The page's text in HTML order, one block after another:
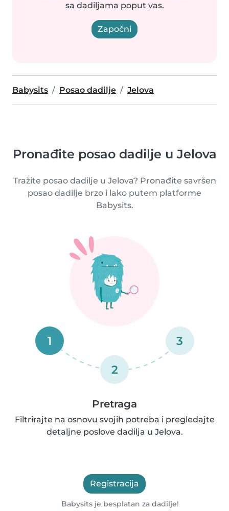
sa dadiljama poput vas.
Započni
Babysits Posao dadilje Jelova
Pronađite posao dadilje u Jelova
Tražite posao dadilje u Jelova? Pronađite savršen
posao dadilje brzo i lako putem platforme
Babysits.
1
2
3
Pretraga
Filtrirajte na osnovu svojih potreba i pregledajte
detaljne poslove dadilja u Jelova.
Registracija
Babysits je besplatan za dadilje!